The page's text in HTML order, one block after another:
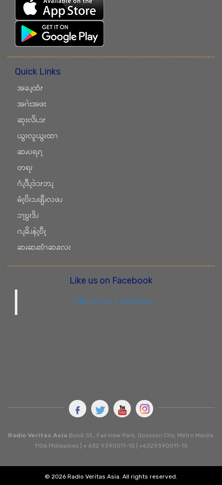
Quick Links
အခၪ့ထံၭ
အဂဲးအဖး
ဆုးလိၬၥၭ
ယွၩလူယွၩထၫ
ဆၧပရၧၫ့
တရၩ
ဂံၪ့ဒီၪ့ဒဲၥၭဘၪ့
မံၩ့ဎိၩၥၪဖျီၪလဖၪ
ၥၫ့ဎွၩဒိၪ
ဂၪ့ခိၪနဲၩ့ဎီၩ့
ဆၧဆၧးဎံၫဆၧးလၩ
Like us on Facebook
Like us on Facebook
Radio Veritas Asia Buick St., Fairview Park, Queszon City, Metro Manila.
1106 Philippines | + 632 9390011-15 | +6329390011-15
© 2026 Radio Veritas Asia. All rights reserved.